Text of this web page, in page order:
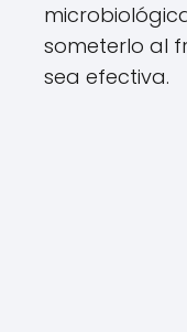
someterlo al
sea efectiva.